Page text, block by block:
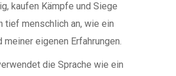
kaufen Kämpfe und Siege
tief menschlich an, wie ein
eigenen Erfahrungen.
die Sprache wie ein